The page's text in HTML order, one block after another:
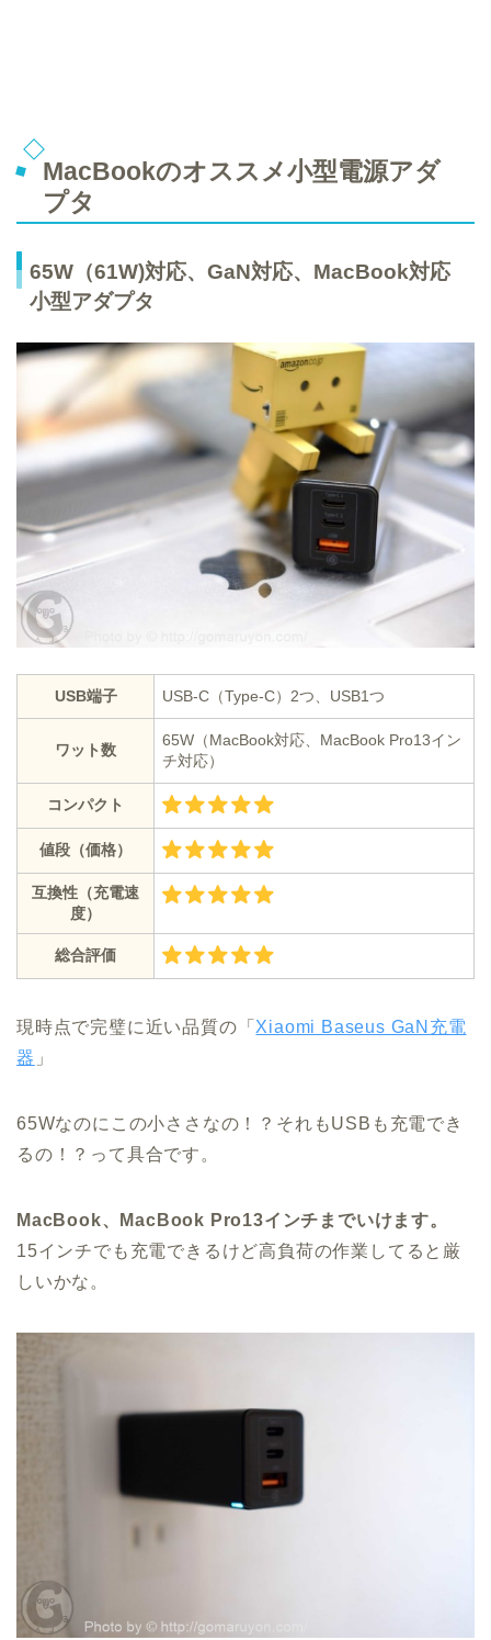
MacBookのオススメ小型電源アダ
プタ
65W（61W)対応、GaN対応、MacBook対応
小型アダプタ
USB端子 USB-C（Type-C）2つ、USB1つ
ワット数
65W（MacBook対応、MacBook Pro13イン
チ対応）
コンパクト
値段（価格）
互換性（充電速
度）
総合評価
現時点で完璧に近い品質の「 Xiaomi Baseus GaN充電
器 」
65Wなのにこの小ささなの！？それもUSBも充電でき
るの！？って具合です。
MacBook、MacBook Pro13インチまでいけます。
15インチでも充電できるけど高負荷の作業してると厳
しいかな。